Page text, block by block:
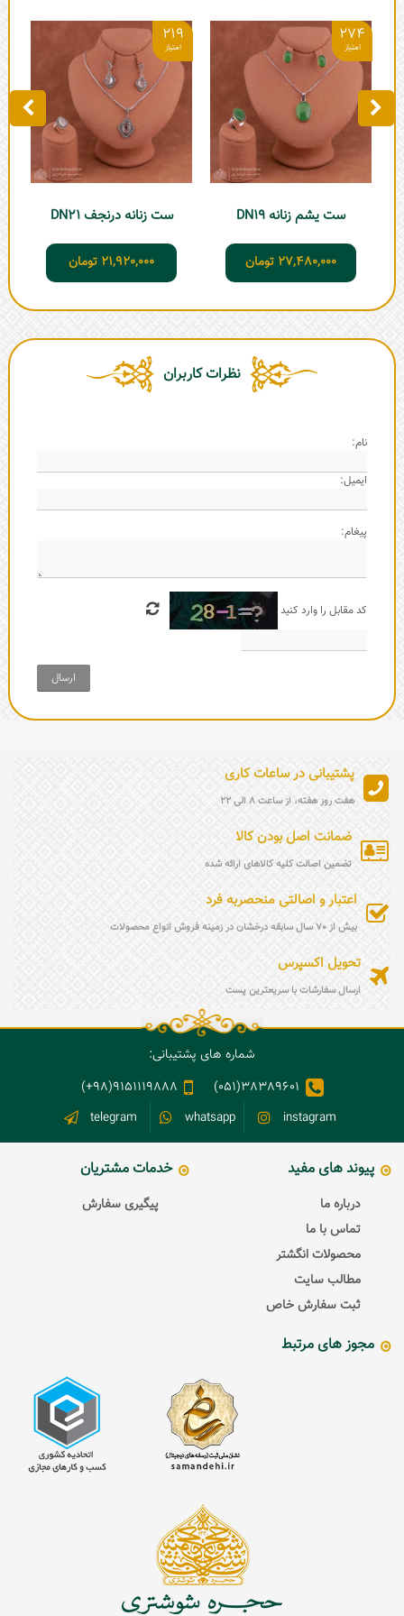
274
ست یشم زنانه DN19
27,480,000 تومان
219
ست زنانه درنجف DN21
21,920,000 تومان
نظرات کاربران
نام:
ایمیل:
پیغام:
کد مقابل را وارد کنید
ارسال
پشتیبانی در ساعات کاری
هفت روز هفته، از ساعت 8 الی 22
ضمانت اصل بودن کالا
تضمین اصالت کلیه کالاهای ارائه شده
اعتبار و اصالتی منحصربه فرد
بیش از 70 سال سابقه درخشان در زمینه فروش انواع محصولات
تحویل اکسپرس
ارسال سفارشات با سریعترین پست
شماره های پشتیبانی:
38389601(051)
9151119888(98+)
instagram
whatsapp
telegram
پیوند های مفید
درباره ما
تماس با ما
محصولات انگشتر
مطالب سایت
ثبت سفارش خاص
خدمات مشتریان
پیگیری سفارش
مجوز های مرتبط